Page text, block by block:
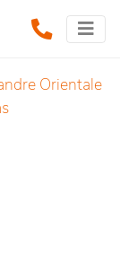
Orientale